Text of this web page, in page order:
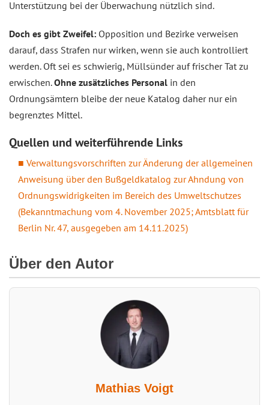
Unterstützung bei der Überwachung nützlich sind.
Doch es gibt Zweifel: Opposition und Bezirke verweisen
darauf, dass Strafen nur wirken, wenn sie auch kontrolliert
werden. Oft sei es schwierig, Müllsünder auf frischer Tat zu
erwischen.Ohne zusätzliches Personal in den
Ordnungsämtern bleibe der neue Katalog daher nur ein
begrenztes Mittel.
Quellen und weiterführende Links
Verwaltungsvorschriften zur Änderung der allgemeinen
Anweisung über den Bußgeldkatalog zur Ahndung von
Ordnungswidrigkeiten im Bereich des Umweltschutzes
(Bekanntmachung vom 4. November 2025; Amtsblatt für
Berlin Nr. 47, ausgegeben am 14.11.2025)
Über den Autor
Mathias Voigt